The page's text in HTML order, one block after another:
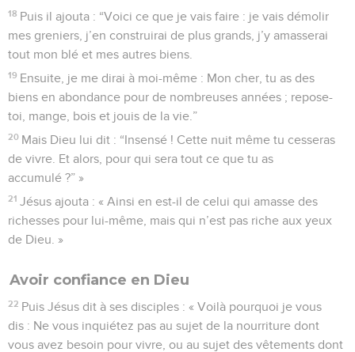
18 Puis il ajouta : “Voici ce que je vais faire : je vais démolir
mes greniers, j’en construirai de plus grands, j’y amasserai
tout mon blé et mes autres biens.
19 Ensuite, je me dirai à moi-même : Mon cher, tu as des
biens en abondance pour de nombreuses années ; repose-
toi, mange, bois et jouis de la vie.”
20 Mais Dieu lui dit : “Insensé ! Cette nuit même tu cesseras
de vivre. Et alors, pour qui sera tout ce que tu as
accumulé ?” »
21 Jésus ajouta : « Ainsi en est-il de celui qui amasse des
richesses pour lui-même, mais qui n’est pas riche aux yeux
de Dieu. »
Avoir confiance en Dieu
22 Puis Jésus dit à ses disciples : « Voilà pourquoi je vous
dis : Ne vous inquiétez pas au sujet de la nourriture dont
vous avez besoin pour vivre, ou au sujet des vêtements dont